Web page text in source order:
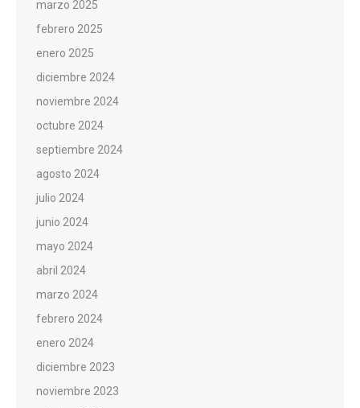
marzo 2025
febrero 2025
enero 2025
diciembre 2024
noviembre 2024
octubre 2024
septiembre 2024
agosto 2024
julio 2024
junio 2024
mayo 2024
abril 2024
marzo 2024
febrero 2024
enero 2024
diciembre 2023
noviembre 2023